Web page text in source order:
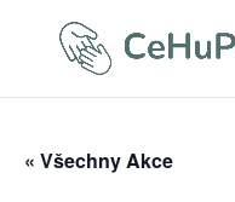
« Všechny Akce